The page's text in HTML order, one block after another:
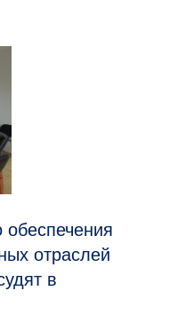
обеспечения
отраслей
в